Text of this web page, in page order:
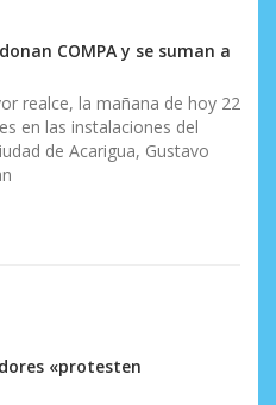
COMPA y se suman a
realce, la mañana de hoy 22
en las instalaciones del
de Acarigua, Gustavo
«protesten